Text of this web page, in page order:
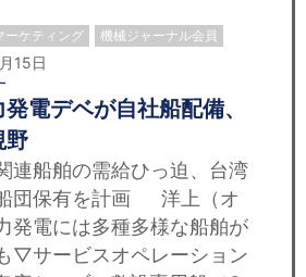
ーケティング 機械ジャーナル会員
15日
電デベが自社船配備、
野
連船舶の需給ひっ迫、台湾
団保有を計画 洋上（オ
発電には多種多様な船舶が
▽サービスオペレーション